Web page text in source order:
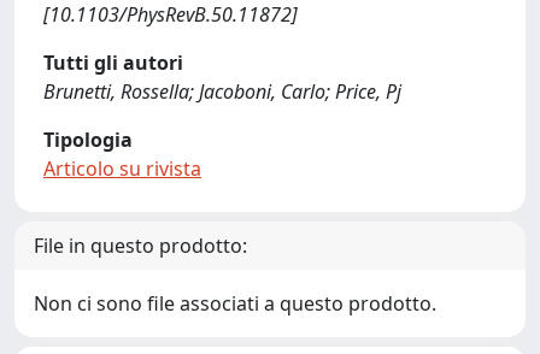
[10.1103/PhysRevB.50.11872]
Tutti gli autori
Brunetti, Rossella; Jacoboni, Carlo; Price, Pj
Tipologia
Articolo su rivista
File in questo prodotto:
Non ci sono file associati a questo prodotto.